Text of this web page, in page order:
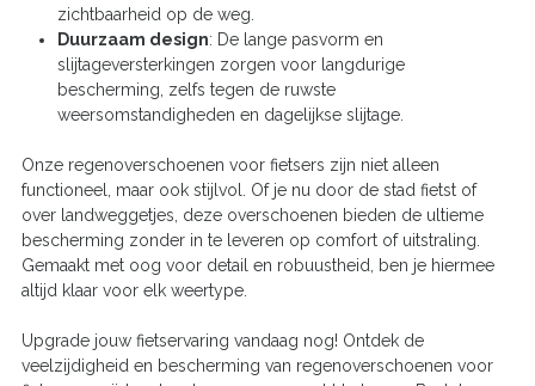
zichtbaarheid op de weg.
Duurzaam design: De lange pasvorm en
slijtageversterkingen zorgen voor langdurige
bescherming, zelfs tegen de ruwste
weersomstandigheden en dagelijkse slijtage.
Onze regenoverschoenen voor fietsers zijn niet alleen
functioneel, maar ook stijlvol. Of je nu door de stad fietst of
over landweggetjes, deze overschoenen bieden de ultieme
bescherming zonder in te leveren op comfort of uitstraling.
Gemaakt met oog voor detail en robuustheid, ben je hiermee
altijd klaar voor elk weertype.
Upgrade jouw fietservaring vandaag nog! Ontdek de
veelzijdigheid en bescherming van regenoverschoenen voor